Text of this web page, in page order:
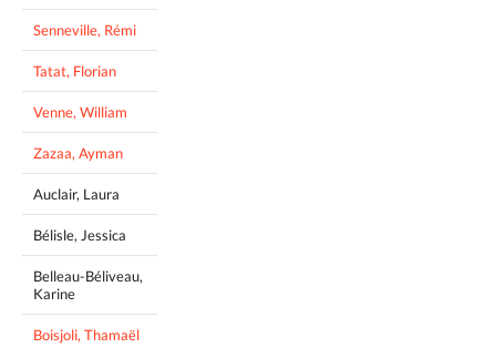
Senneville, Rémi
Tatat, Florian
Venne, William
Zazaa, Ayman
Auclair, Laura
Bélisle, Jessica
Belleau-Béliveau,
Karine
Boisjoli, Thamaël